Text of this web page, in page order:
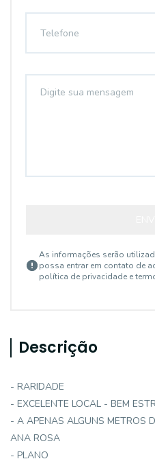
As informações serão
possa entrar em contato de
política de privacidade e
Descrição
- RARIDADE
- EXCELENTE LOCAL - BEM
- A APENAS ALGUNS METROS
ANA ROSA
- PLANO